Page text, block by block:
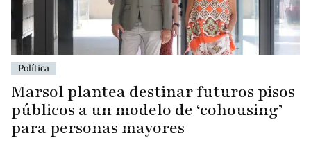
Política
Marsol plantea destinar futuros pisos
públicos a un modelo de ‘cohousing’
para personas mayores